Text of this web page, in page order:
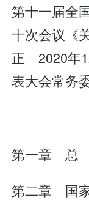
第十一届全
十次会议《
正 2020年
表大会常务
第一章
第二章 国